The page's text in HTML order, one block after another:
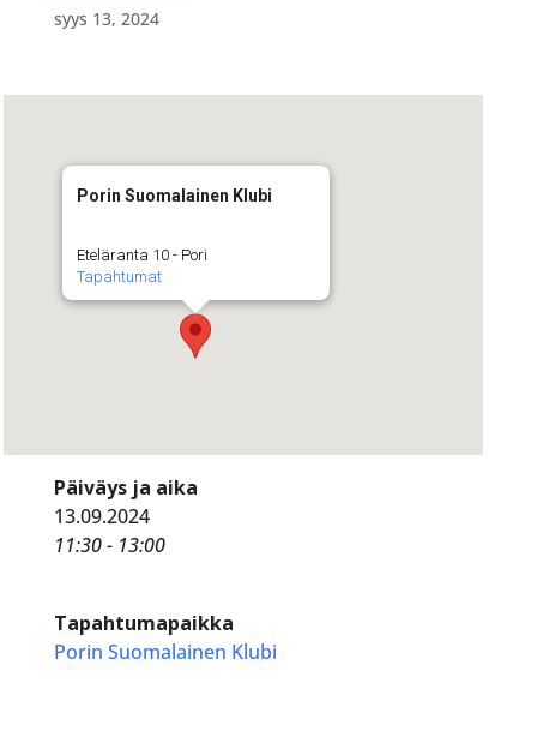
syys 13, 2024
Porin Suomalainen Klubi
Eteläranta 10 - Pori
Tapahtumat
Päiväys ja aika
13.09.2024
11:30 - 13:00
Tapahtumapaikka
Porin Suomalainen Klubi